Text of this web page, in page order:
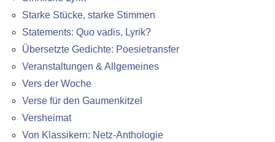
Starke Stücke, starke Stimmen
Statements: Quo vadis, Lyrik?
Übersetzte Gedichte: Poesietransfer
Veranstaltungen & Allgemeines
Vers der Woche
Verse für den Gaumenkitzel
Versheimat
Von Klassikern: Netz-Anthologie